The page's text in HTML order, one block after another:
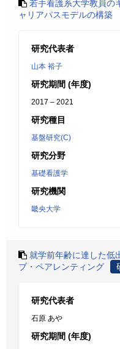
若手看護系大学教員の
ャリアパスモデルの構築
研究代表者
山本 裕子
研究期間 (年度)
2017 – 2021
研究種目
基盤研究(C)
研究分野
基礎看護学
研究機関
畿央大学
就学前年齢に達した低
ブ・ペアレンティング
研究代表者
石原 あや
研究期間 (年度)